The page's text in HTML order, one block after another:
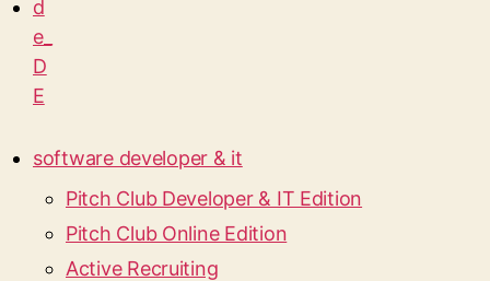
software developer & it
Pitch Club Developer & IT Edition
Pitch Club Online Edition
Active Recruiting